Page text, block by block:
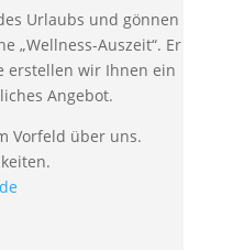
Urlaubs und gönnen
„Wellness-Auszeit“. Er
erstellen wir Ihnen ein
Angebot.
Vorfeld über uns.